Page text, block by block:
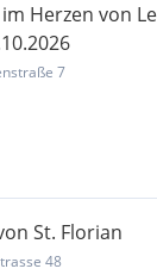
Herzen von
7
St. Florian
48